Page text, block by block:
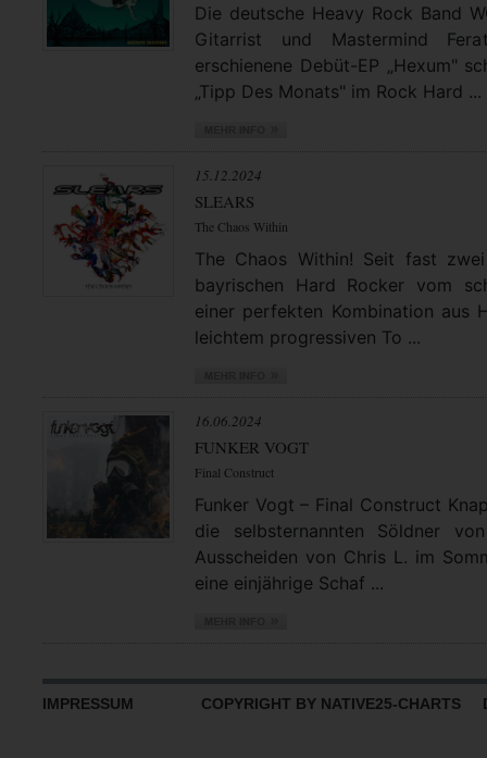
Die deutsche Heavy Rock Band
Gitarrist und Mastermind
erschienene Debüt-EP „Hexum"
„Tipp Des Monats" im Rock Hard ...
15.12.2024
SLEARS
The Chaos Within
The Chaos Within! Seit fast
bayrischen Hard Rocker vom
einer perfekten Kombination aus
leichtem progressiven To ...
16.06.2024
FUNKER VOGT
Final Construct
Funker Vogt – Final Construct
die selbsternannten Söldner
Ausscheiden von Chris L. im
eine einjährige Schaf ...
IMPRESSUM COPYRIGHT BY NATIVE25-CHARTS